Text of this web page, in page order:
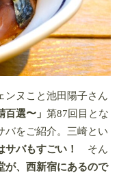
ンヌこと池田陽子さん
選〜」 第87回目とな
バをご紹介。三崎とい
サバもすごい！
そん
が、西新宿にあるので